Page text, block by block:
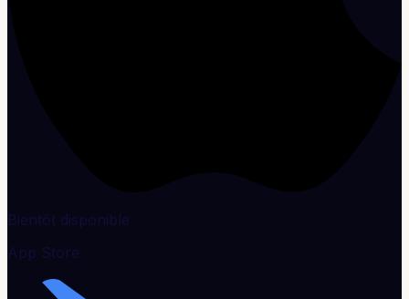
Bientôt disponible
App Store